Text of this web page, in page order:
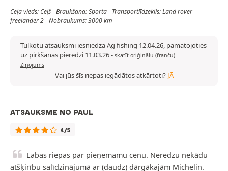
Ceļa vieds: Ceļš - Braukšana: Sporta - Transportlīdzeklis: Land rover
freelander 2 - Nobraukums: 3000 km
Tulkotu atsauksmi iesniedza Ag fishing 12.04.26, pamatojoties
uz pirkšanas pieredzi 11.03.26- skatīt oriģinālu (franču)
Ziņojums
Vai jūs šīs riepas iegādātos atkārtoti? JĀ
ATSAUKSME NO PAUL
4/5
Labas riepas par pieņemamu cenu. Neredzu nekādu
atšķirību salīdzinājumā ar (daudz) dārgākajām Michelin.